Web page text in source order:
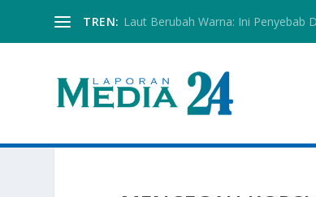
TREN: Laut Berubah Warna: Ini Penyebab